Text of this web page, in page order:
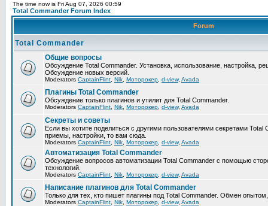
The time now is Fri Aug 07, 2026 00:59
Total Commander Forum Index
Forum
Total Commander
Общие вопросы
Обсуждение Total Commander. Установка, использование, настройка,
Обсуждение новых версий.
Moderators CaptainFlint Nik Моторокер d-view, Avada
Плагины Total Commander
Обсуждение только плагинов и утилит для Total Commander.
Moderators CaptainFlint Nik Моторокер d-view, Avada
Секреты и советы
Если вы хотите поделиться с другими пользователями секретами Total
приемы, настройки, то вам сюда.
Moderators CaptainFlint Nik Моторокер d-view, Avada
Автоматизация Total Commander
Обсуждение вопросов автоматизации Total Commander с помощью
технологий.
Moderators CaptainFlint Nik Моторокер d-view, Avada
Написание плагинов для Total Commander
Только для тех, кто пишет плагины под Total Commander. Обмен
Moderators CaptainFlint Nik Моторокер d-view, Avada